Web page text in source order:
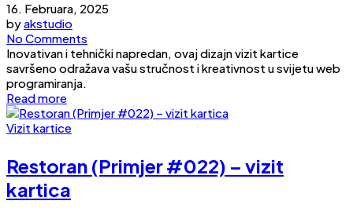
16. Februara, 2025
byakstudio
No Comments
Inovativan i tehnički napredan, ovaj dizajn vizit kartice
savršeno odražava vašu stručnost i kreativnost u svijetu web
programiranja.
Read more
Vizit kartice
Restoran (Primjer #022) – vizit
kartica